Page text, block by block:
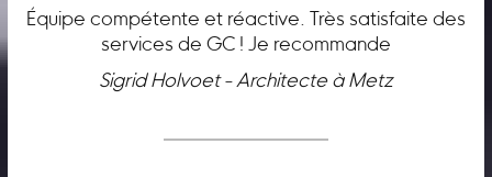
Équipe compétente et réactive. Très satisfaite des
services de GC ! Je recommande
Sigrid Holvoet - Architecte à Metz